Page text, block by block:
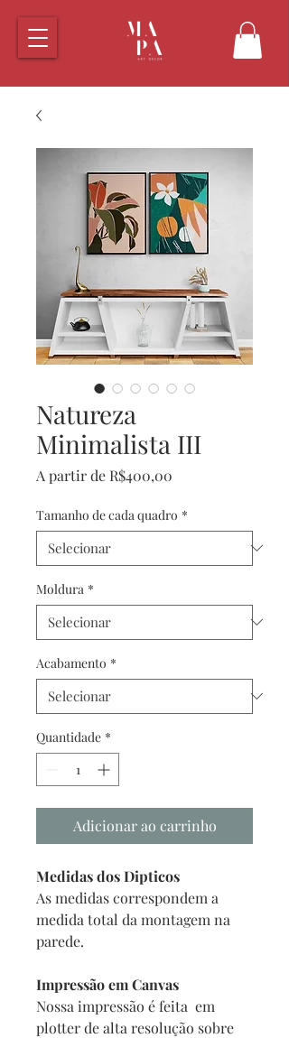
Natureza
Minimalista III
A partir de R$400,00
Tamanho de cada quadro *
Moldura *
Acabamento *
Quantidade *
Adicionar ao carrinho
Medidas dos Dipticos
As medidas correspondem a
medida total da montagem na
parede.
Impressão em Canvas
Nossa impressão é feita em
plotter de alta resolução sobre